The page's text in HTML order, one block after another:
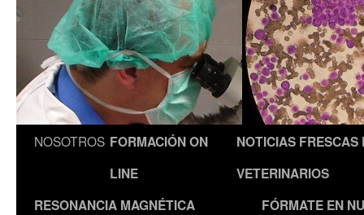
NOSOTROS FORMACIÓN ON
LINE
NOTICIAS FRESCAS
VETERINARIOS
RESONANCIA MAGNÉTICA
FÓRMATE EN